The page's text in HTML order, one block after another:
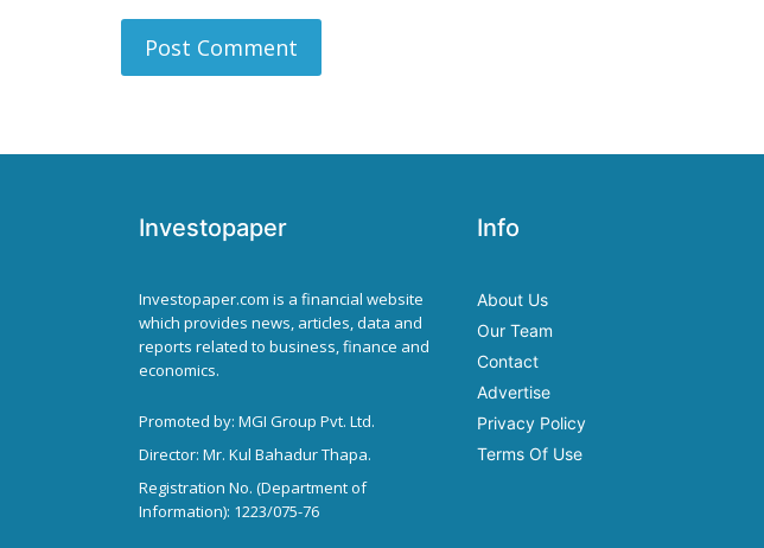
Investopaper
Investopaper.com is a financial website
which provides news, articles, data and
reports related to business, finance and
economics.
Promoted by: MGI Group Pvt. Ltd.
Director: Mr. Kul Bahadur Thapa.
Registration No. (Department of
Information): 1223/075-76
Info
About Us
Our Team
Contact
Advertise
Privacy Policy
Terms Of Use